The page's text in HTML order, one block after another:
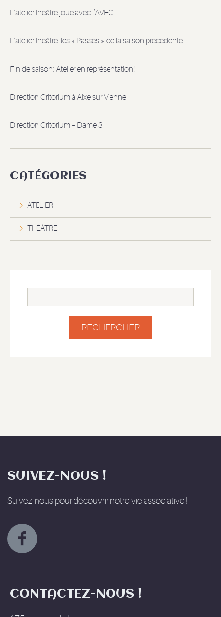
L’atelier théâtre joue avec l’AVEC
L’atelier théâtre: les « Passés » de la saison précédente
Fin de saison: Atelier en représentation!
Direction Critorium à Aixe sur Vienne
Direction Critorium – Dame 3
CATÉGORIES
ATELIER
THÉÂTRE
SUIVEZ-NOUS !
Suivez-nous pour découvrir notre vie associative !
CONTACTEZ-NOUS !